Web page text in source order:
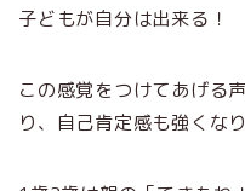
子どもが自分は出来る！
この感覚をつけてあげる
り、自己肯定感も強くなり